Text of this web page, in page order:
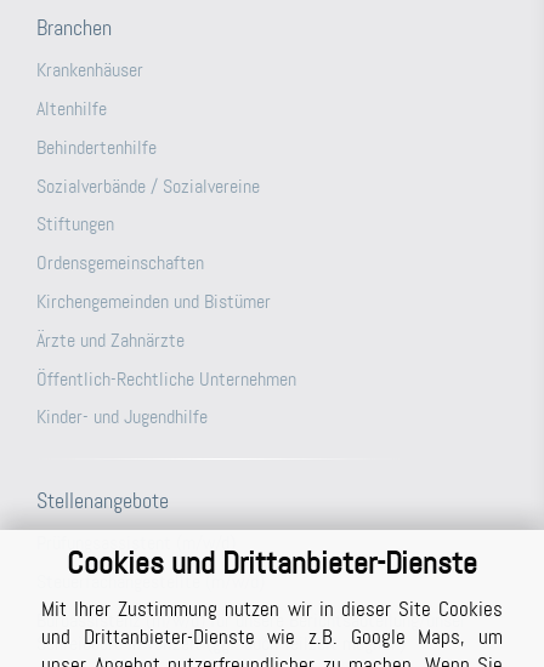
Cookies und Drittanbieter-Dienste
Mit Ihrer Zustimmung nutzen wir in dieser Site Cookies
und Drittanbieter-Dienste wie z.B. Google Maps, um
Branchen
Krankenhäuser
Altenhilfe
Behindertenhilfe
Sozialverbände / Sozialvereine
Stiftungen
Ordensgemeinschaften
Kirchengemeinden und Bistümer
Ärzte und Zahnärzte
Öffentlich-Rechtliche Unternehmen
Kinder- und Jugendhilfe
Stellenangebote
Steuerfachangestellte (m/w/d)
Büroassistenz (m/w/d) für unsere Berichtsabteilung/unser
Schreibbüro in Vollzeit (ggf. auch Teilzeit möglich)